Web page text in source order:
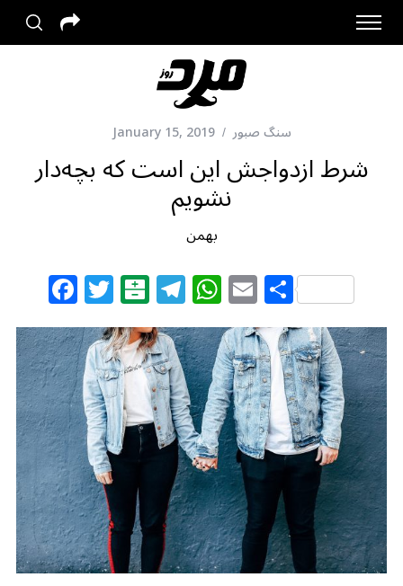
سنگ صبور January 15, 2019
شرط ازدواجش این است که بچه‌دار
نشویم
بهمن
F
a
c
e
b
o
o
k
T
w
itt
e
r
B
al
at
ar
in
T
el
e
g
ra
m
W
h
at
s
A
p
p
E
m
ai
l
S
h
ar
e